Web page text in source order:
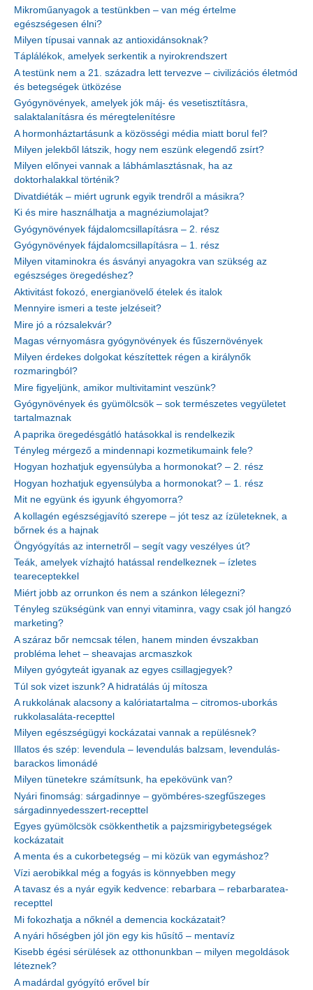
Mikroműanyagok a testünkben – van még értelme
egészségesen élni?
Milyen típusai vannak az antioxidánsoknak?
Táplálékok, amelyek serkentik a nyirokrendszert
A testünk nem a 21. századra lett tervezve – civilizációs életmód
és betegségek ütközése
Gyógynövények, amelyek jók máj- és vesetisztításra,
salaktalanításra és méregtelenítésre
A hormonháztartásunk a közösségi média miatt borul fel?
Milyen jelekből látszik, hogy nem eszünk elegendő zsírt?
Milyen előnyei vannak a lábhámlasztásnak, ha az
doktorhalakkal történik?
Divatdiéták – miért ugrunk egyik trendről a másikra?
Ki és mire használhatja a magnéziumolajat?
Gyógynövények fájdalomcsillapításra – 2. rész
Gyógynövények fájdalomcsillapításra – 1. rész
Milyen vitaminokra és ásványi anyagokra van szükség az
egészséges öregedéshez?
Aktivitást fokozó, energianövelő ételek és italok
Mennyire ismeri a teste jelzéseit?
Mire jó a rózsalekvár?
Magas vérnyomásra gyógynövények és fűszernövények
Milyen érdekes dolgokat készítettek régen a királynők
rozmaringból?
Mire figyeljünk, amikor multivitamint veszünk?
Gyógynövények és gyümölcsök – sok természetes vegyületet
tartalmaznak
A paprika öregedésgátló hatásokkal is rendelkezik
Tényleg mérgező a mindennapi kozmetikumaink fele?
Hogyan hozhatjuk egyensúlyba a hormonokat? – 2. rész
Hogyan hozhatjuk egyensúlyba a hormonokat? – 1. rész
Mit ne együnk és igyunk éhgyomorra?
A kollagén egészségjavító szerepe – jót tesz az ízületeknek, a
bőrnek és a hajnak
Öngyógyítás az internetről – segít vagy veszélyes út?
Teák, amelyek vízhajtó hatással rendelkeznek – ízletes
teareceptekkel
Miért jobb az orrunkon és nem a szánkon lélegezni?
Tényleg szükségünk van ennyi vitaminra, vagy csak jól hangzó
marketing?
A száraz bőr nemcsak télen, hanem minden évszakban
probléma lehet – sheavajas arcmaszkok
Milyen gyógyteát igyanak az egyes csillagjegyek?
Túl sok vizet iszunk? A hidratálás új mítosza
A rukkolának alacsony a kalóriatartalma – citromos-uborkás
rukkolasaláta-recepttel
Milyen egészségügyi kockázatai vannak a repülésnek?
Illatos és szép: levendula – levendulás balzsam, levendulás-
barackos limonádé
Milyen tünetekre számítsunk, ha epekövünk van?
Nyári finomság: sárgadinnye – gyömbéres-szegfűszeges
sárgadinnyedesszert-recepttel
Egyes gyümölcsök csökkenthetik a pajzsmirigybetegségek
kockázatait
A menta és a cukorbetegség – mi közük van egymáshoz?
Vízi aerobikkal még a fogyás is könnyebben megy
A tavasz és a nyár egyik kedvence: rebarbara – rebarbaratea-
recepttel
Mi fokozhatja a nőknél a demencia kockázatait?
A nyári hőségben jól jön egy kis hűsítő – mentavíz
Kisebb égési sérülések az otthonunkban – milyen megoldások
léteznek?
A madárdal gyógyító erővel bír